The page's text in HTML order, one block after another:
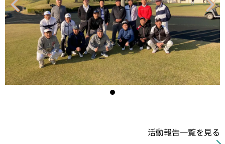
活動報告一覧を見る
ク
リ
ッ
ク/
タ
ッ